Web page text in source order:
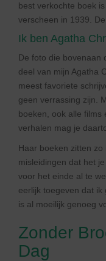
best verkochte boek
verscheen in 1939.
Ik ben Agatha
De foto die bovenaan
deel van mijn Agatha
meest favoriete
geen verrassing zijn.
boeken, ook alle films
verhalen mag je
Haar boeken zitten
misleidingen dat het
voor het einde al te
eerlijk toegeven dat ik
is al moeilijk genoeg
Zonder
Dag